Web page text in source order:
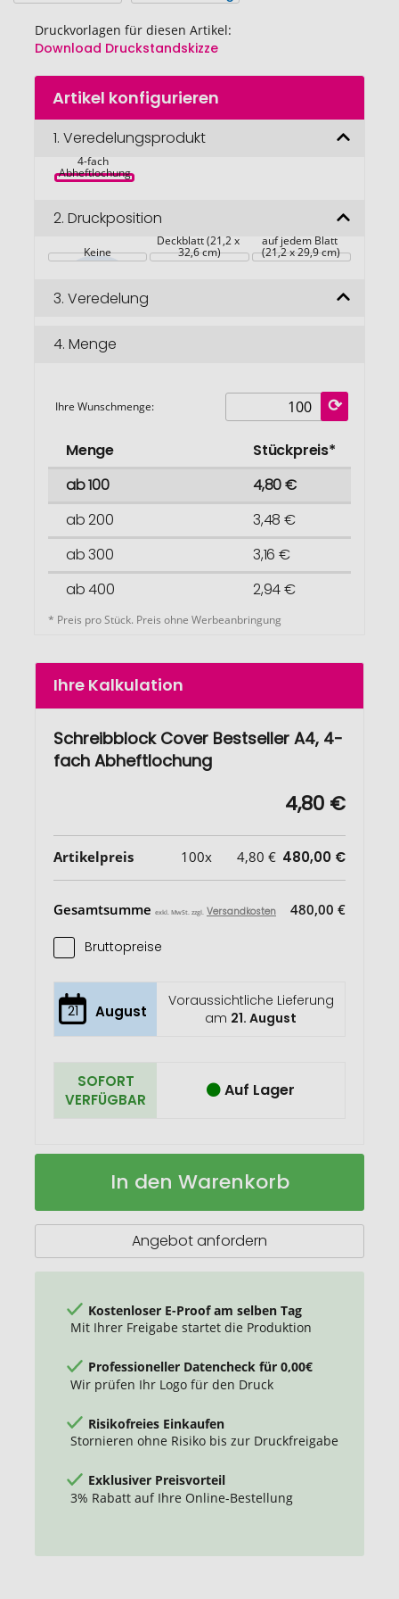
Druckvorlagen für diesen Artikel:
Download Druckstandskizze
Zum
Anfang
Bildgalerie
Artikel konfigurieren
1. Veredelungsprodukt
Cover
4-fach
Abheftlochung
2. Druckposition
Keine
Deckblatt (21,2 x
32,6 cm)
auf jedem Blatt
(21,2 x 29,9 cm)
3. Veredelung
4. Menge
Ihre Wunschmenge:
Menge
Stückpreis*
ab 100
4,80 €
ab 200
3,48 €
ab 300
3,16 €
ab 400
2,94 €
* Preis pro Stück. Preis ohne Werbeanbringung
Ihre Kalkulation
Schreibblock Cover Bestseller A4, 4-
fach Abheftlochung
4,80 €
Artikelpreis 100x 4,80 € 480,00 €
Gesamtsumme exkl. MwSt. zzgl. Versandkosten 480,00 €
Bruttopreise
21 August
Voraussichtliche Lieferung
am 21. August
SOFORT
VERFÜGBAR
Auf Lager
A4
Schreibblock
Bestseller,
Auf
In den Warenkorb
Angebot anfordern
Kostenloser E-Proof am selben Tag
Mit Ihrer Freigabe startet die Produktion
Professioneller Datencheck für 0,00€
Wir prüfen Ihr Logo für den Druck
Risikofreies Einkaufen
Stornieren ohne Risiko bis zur Druckfreigabe
Exklusiver Preisvorteil
3% Rabatt auf Ihre Online-Bestellung